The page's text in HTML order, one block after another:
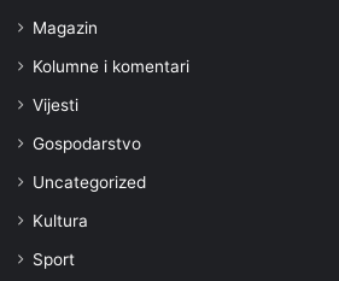
Magazin
Kolumne i komentari
Vijesti
Gospodarstvo
Uncategorized
Kultura
Sport